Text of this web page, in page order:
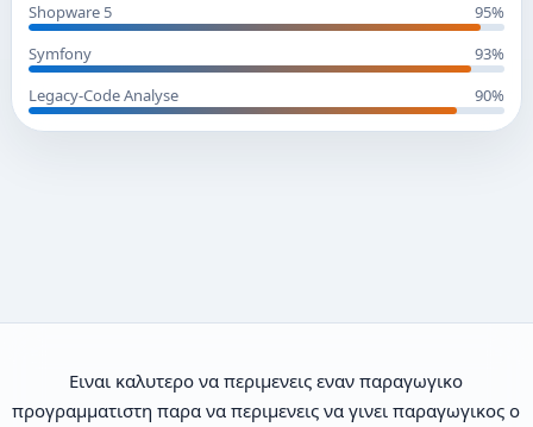
Shopware 5
95%
Symfony
93%
Legacy-Code Analyse
90%
Ειναι καλυτερο να περιμενεις εναν παραγωγικο
προγραμματιστη παρα να περιμενεις να γινει παραγωγικος ο